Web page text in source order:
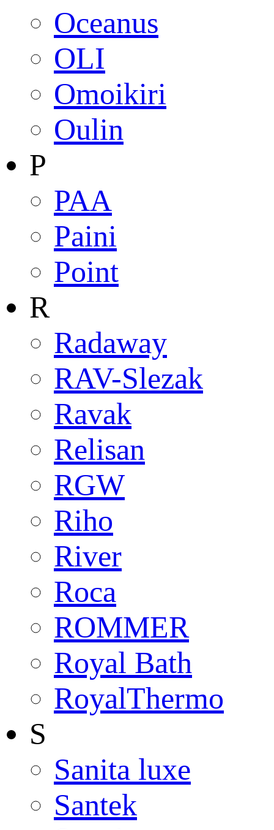
Oceanus
OLI
Omoikiri
Oulin
P
PAA
Paini
Point
R
Radaway
RAV-Slezak
Ravak
Relisan
RGW
Riho
River
Roca
ROMMER
Royal Bath
RoyalThermo
S
Sanita luxe
Santek